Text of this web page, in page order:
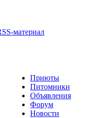
Приюты
Питомники
Объявления
Форум
Новости